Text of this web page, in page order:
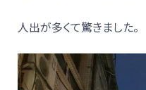
人出が多くて驚きました。